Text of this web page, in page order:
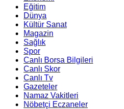
Eğitim
Dünya
Kültür Sanat
Magazin
Sağlık
Spor
Canlı Borsa Bilgileri
Canlı Skor
Canlı Tv
Gazeteler
Namaz Vakitleri
Nöbetçi Eczaneler